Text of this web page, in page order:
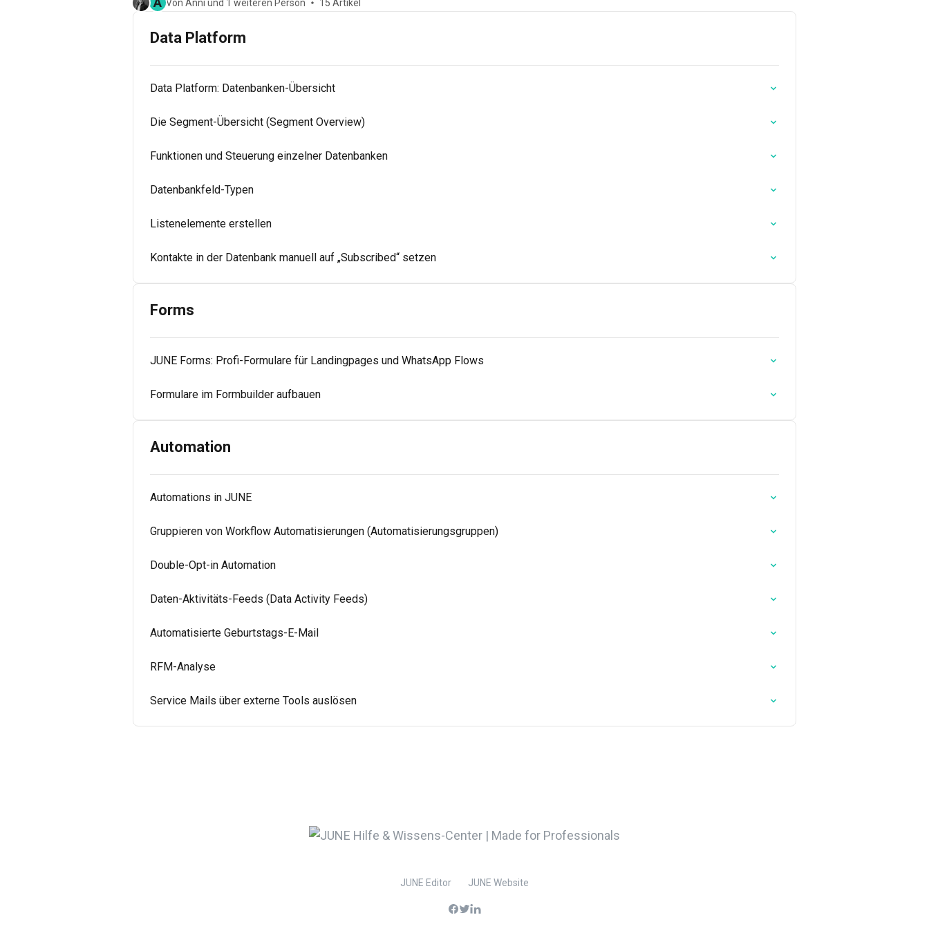
Von Anni und 1 weiteren Person 15 Artikel
Data Platform
Data Platform: Datenbanken-Übersicht
Die Segment-Übersicht (Segment Overview)
Funktionen und Steuerung einzelner Datenbanken
Datenbankfeld-Typen
Listenelemente erstellen
Kontakte in der Datenbank manuell auf „Subscribed“ setzen
Forms
JUNE Forms: Profi-Formulare für Landingpages und WhatsApp Flows
Formulare im Formbuilder aufbauen
Automation
Automations in JUNE
Gruppieren von Workflow Automatisierungen (Automatisierungsgruppen)
Double-Opt-in Automation
Daten-Aktivitäts-Feeds (Data Activity Feeds)
Automatisierte Geburtstags-E-Mail
RFM-Analyse
Service Mails über externe Tools auslösen
JUNE Editor JUNE Website